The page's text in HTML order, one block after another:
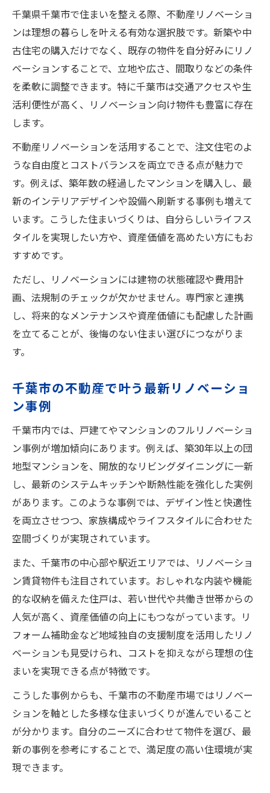
千葉県千葉市で住まいを整える際、不動産リノベーショ
ンは理想の暮らしを叶える有効な選択肢です。新築や中
古住宅の購入だけでなく、既存の物件を自分好みにリノ
ベーションすることで、立地や広さ、間取りなどの条件
を柔軟に調整できます。特に千葉市は交通アクセスや生
活利便性が高く、リノベーション向け物件も豊富に存在
します。
不動産リノベーションを活用することで、注文住宅のよ
うな自由度とコストバランスを両立できる点が魅力で
す。例えば、築年数の経過したマンションを購入し、最
新のインテリアデザインや設備へ刷新する事例も増えて
います。こうした住まいづくりは、自分らしいライフス
タイルを実現したい方や、資産価値を高めたい方にもお
すすめです。
ただし、リノベーションには建物の状態確認や費用計
画、法規制のチェックが欠かせません。専門家と連携
し、将来的なメンテナンスや資産価値にも配慮した計画
を立てることが、後悔のない住まい選びにつながりま
す。
千葉市の不動産で叶う最新リノベーショ
ン事例
千葉市内では、戸建てやマンションのフルリノベーショ
ン事例が増加傾向にあります。例えば、築30年以上の団
地型マンションを、開放的なリビングダイニングに一新
し、最新のシステムキッチンや断熱性能を強化した実例
があります。このような事例では、デザイン性と快適性
を両立させつつ、家族構成やライフスタイルに合わせた
空間づくりが実現されています。
また、千葉市の中心部や駅近エリアでは、リノベーショ
ン賃貸物件も注目されています。おしゃれな内装や機能
的な収納を備えた住戸は、若い世代や共働き世帯からの
人気が高く、資産価値の向上にもつながっています。リ
フォーム補助金など地域独自の支援制度を活用したリノ
ベーションも見受けられ、コストを抑えながら理想の住
まいを実現できる点が特徴です。
こうした事例からも、千葉市の不動産市場ではリノベー
ションを軸とした多様な住まいづくりが進んでいること
が分かります。自分のニーズに合わせて物件を選び、最
新の事例を参考にすることで、満足度の高い住環境が実
現できます。